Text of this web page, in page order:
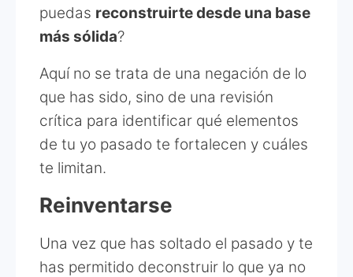
puedas reconstruirte desde una base
más sólida?
Aquí no se trata de una negación de lo
que has sido, sino de una revisión
crítica para identificar qué elementos
de tu yo pasado te fortalecen y cuáles
te limitan.
Reinventarse
Una vez que has soltado el pasado y te
has permitido deconstruir lo que ya no